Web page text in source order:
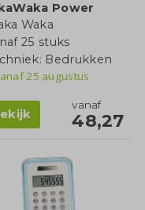
Power
Waka
25 stuks
Bedrukken
25 augustus
vanaf
48,27